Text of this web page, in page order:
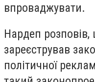
впроваджувати.
Нардеп
зареєстрував
політичної